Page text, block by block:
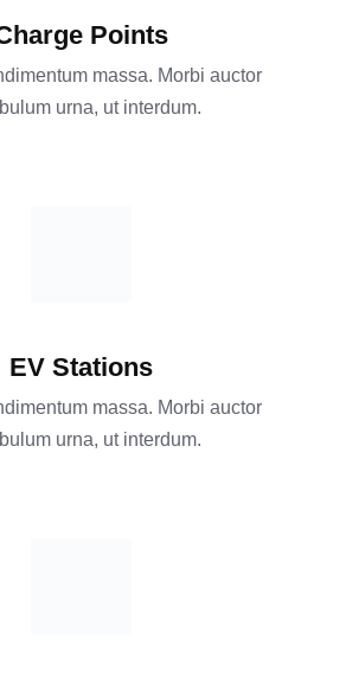
Points
massa. Morbi auctor
urna, ut interdum.
EV Stations
massa. Morbi auctor
urna, ut interdum.